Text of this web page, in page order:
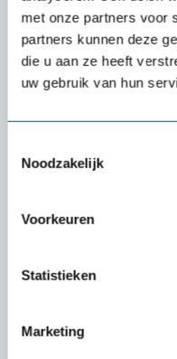
met onze partners voor
partners kunnen deze
die u aan ze heeft
uw gebruik van hun
Noodzakelijk
Voorkeuren
Statistieken
Marketing
Beste bureaustoel
je nu hybride werkt,
dynamische